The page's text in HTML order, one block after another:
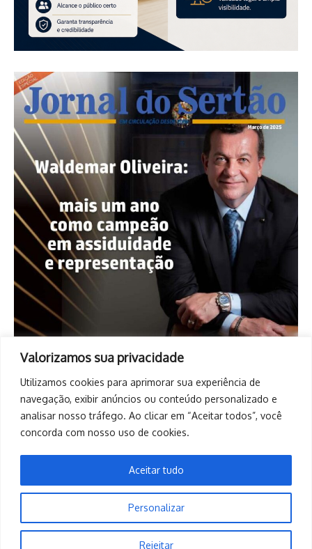
Valorizamos sua privacidade
Utilizamos cookies para aprimorar sua experiência de
navegação, exibir anúncios ou conteúdo personalizado e
analisar nosso tráfego. Ao clicar em “Aceitar todos”, você
concorda com nosso uso de cookies.
Personalizar
Rejeitar
Aceitar tudo
Copyright © 2026. Todos os direitos reservados. | Desenvolvido